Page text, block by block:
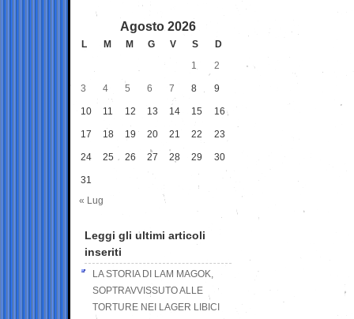
Agosto 2026
L M M G V S
D
1
2
3 4 5 6 7 8 9
10 11 12 13 14 15 16
17 18 19 20 21 22 23
24 25 26 27 28 29 30
31
« Lug
Leggi gli ultimi articoli
inseriti
LA STORIA DI LAM MAGOK,
SOPTRAVVISSUTO ALLE
TORTURE NEI LAGER LIBICI